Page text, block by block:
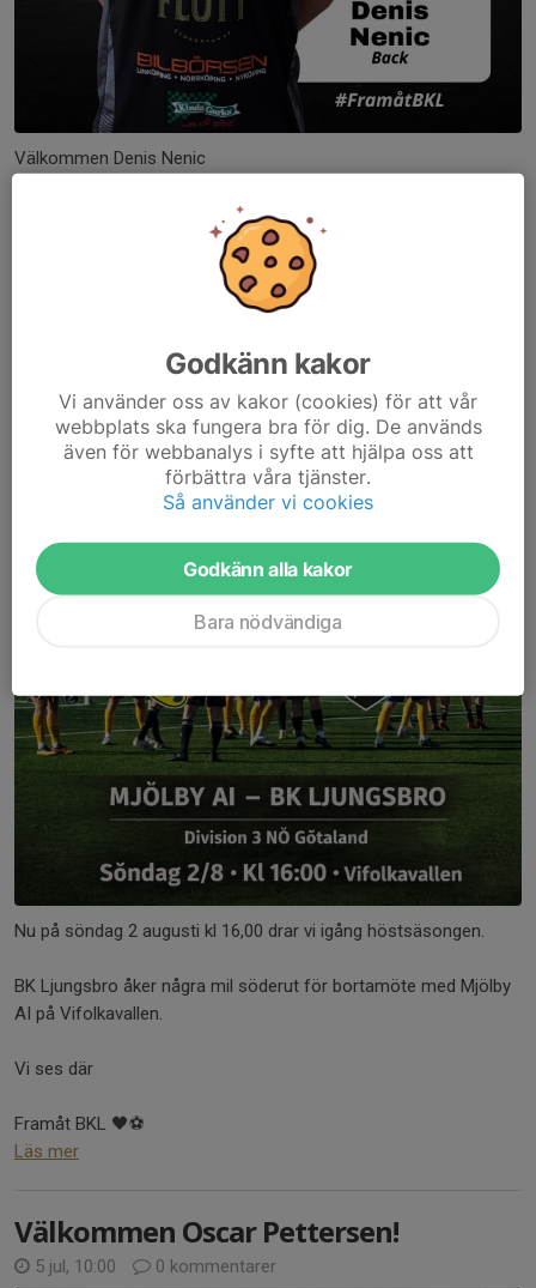
Välkommen Denis Nenic
Denis, 21 år ansluter till BK Ljungsbro. Han är spelklar redan i
morgondagens match mot Mjölby AI.
Denis är ursprungligen från Sävsjö men har fått sin
fotbollsutbildning i Östers IF:s akademilag i Växjö....
Omstart höst
31 jul, 08:47 0 kommentarer
Nu på söndag 2 augusti kl 16,00 drar vi igång höstsäsongen.
BK Ljungsbro åker några mil söderut för bortamöte med Mjölby
AI på Vifolkavallen.
Vi ses där
Framåt BKL 🖤⚽
Läs mer
Välkommen Oscar Pettersen!
5 jul, 10:00 0 kommentarer
Godkänn kakor
Vi använder oss av kakor (cookies) för att vår
webbplats ska fungera bra för dig. De används
även för webbanalys i syfte att hjälpa oss att
förbättra våra tjänster.
Så använder vi cookies
Godkänn alla kakor
Bara nödvändiga